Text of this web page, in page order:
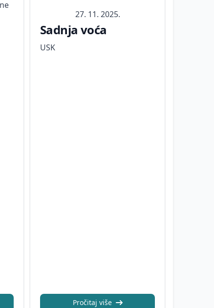
27. 11. 2025.
Sadnja voća
USK
Pročitaj više